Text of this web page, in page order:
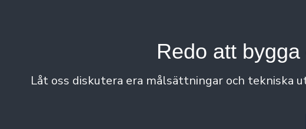
Redo att
Låt oss diskutera era målsättningar och tekniska